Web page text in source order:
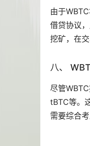
由于
借贷协议
挖矿，在
八、
尽管
tBTC等。
需要综合